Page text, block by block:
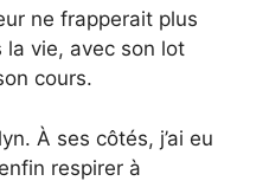
ne frapperait plus
la vie, avec son lot
cours.
À ses côtés, j’ai eu
respirer à